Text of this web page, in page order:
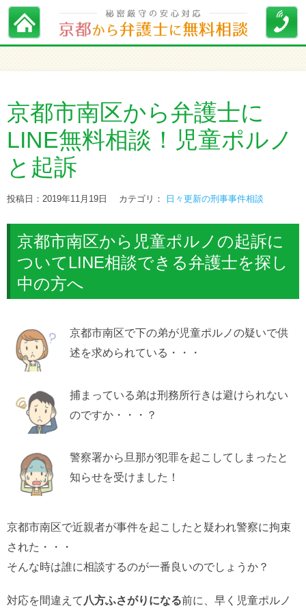
京都市南区から弁護士に
LINE無料相談！児童ポルノ
と起訴
投稿日：2019年11月19日 カテゴリ： 日々更新の刑事事件相談
京都市南区から児童ポルノの起訴に
ついてLINE相談できる弁護士を探し
中の方へ
京都市南区で下の弟が児童ポルノの疑いで供
述を求められている・・・
捕まっている弟は刑務所行きは避けられない
のですか・・・？
警察署から旦那が犯罪を起こしてしまったと
知らせを受けました！
京都市南区で近親者が事件を起こしたと疑われ警察に拘束
された・・・
そんな時は誰に相談するのが一番良いのでしょうか？
対応を間違えて 八方ふさがりになる前に、早く児童ポルノ